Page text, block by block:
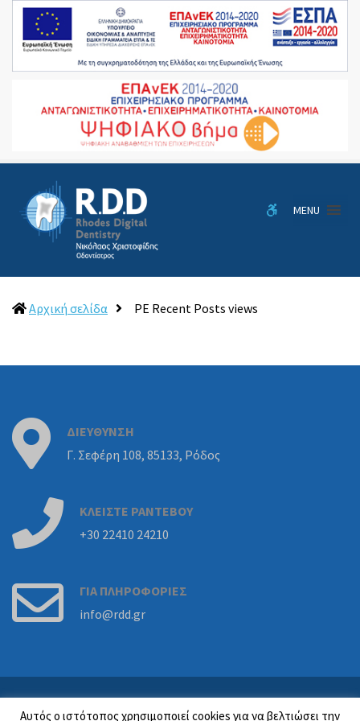
Rhodes
Digital
Dentistry
RDD
WCAG
MENU
Αρχική σελίδα PE Recent Posts views
ΔΙΕΥΘΥΝΣΗ
Γ. Σεφέρη 108, 85133, Ρόδος
ΚΛΕΙΣΤΕ ΡΑΝΤΕΒΟΥ
+30 22410 24210
ΓΙΑ ΠΛΗΡΟΦΟΡΙΕΣ
info@rdd.gr
Powered ByBeyond Group
Αυτός ο ιστότοπος χρησιμοποιεί cookies για να βελτιώσει την